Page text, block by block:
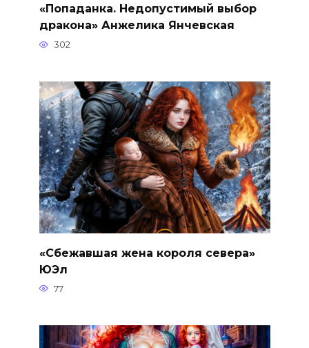
«Попаданка. Недопустимый выбор
дракона» Анжелика Янчевская
302
«Сбежавшая жена короля севера»
ЮЭл
77